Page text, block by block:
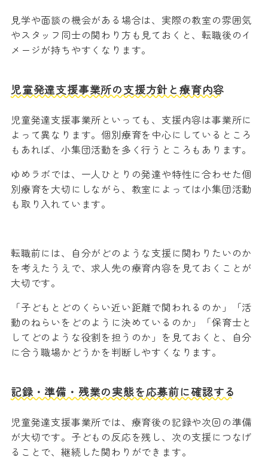
見学や面談の機会がある場合は、実際の教室の雰囲気
やスタッフ同士の関わり方も見ておくと、転職後のイ
メージが持ちやすくなります。
児童発達支援事業所の支援方針と療育内容
児童発達支援事業所といっても、支援内容は事業所に
よって異なります。個別療育を中心にしているところ
もあれば、小集団活動を多く行うところもあります。
ゆめラボでは、一人ひとりの発達や特性に合わせた個
別療育を大切にしながら、教室によっては小集団活動
も取り入れています。
転職前には、自分がどのような支援に関わりたいのか
を考えたうえで、求人先の療育内容を見ておくことが
大切です。
「子どもとどのくらい近い距離で関われるのか」「活
動のねらいをどのように決めているのか」「保育士と
してどのような役割を担うのか」を見ておくと、自分
に合う職場かどうかを判断しやすくなります。
記録・準備・残業の実態を応募前に確認する
児童発達支援事業所では、療育後の記録や次回の準備
が大切です。子どもの反応を残し、次の支援につなげ
ることで、継続した関わりができます。